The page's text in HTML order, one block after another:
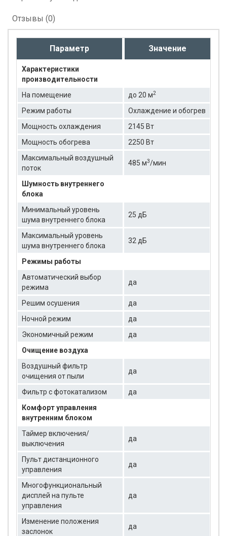
Отзывы (0)
Параметр Значение
Характеристики
производительности
На помещение
до 20 м2
Режим работы
Охлаждение и обогрев
Мощность охлаждения
2145 Вт
Мощность обогрева
2250 Вт
Максимальный воздушный
поток
485 м3/мин
Шумность внутреннего
блока
Минимальный уровень
шума внутреннего блока
25 дБ
Максимальный уровень
шума внутреннего блока
32 дБ
Режимы работы
Автоматический выбор
режима
да
Решим осушения
да
Ночной режим
да
Экономичный режим
да
Очищение воздуха
Воздушный фильтр
очищения от пыли
да
Фильтр с фотокатализом
да
Комфорт управления
внутренним блоком
Таймер включения/
выключения
да
Пульт дистанционного
управления
да
Многофункциональный
дисплей на пульте
управления
да
Изменение положения
заслонок
да